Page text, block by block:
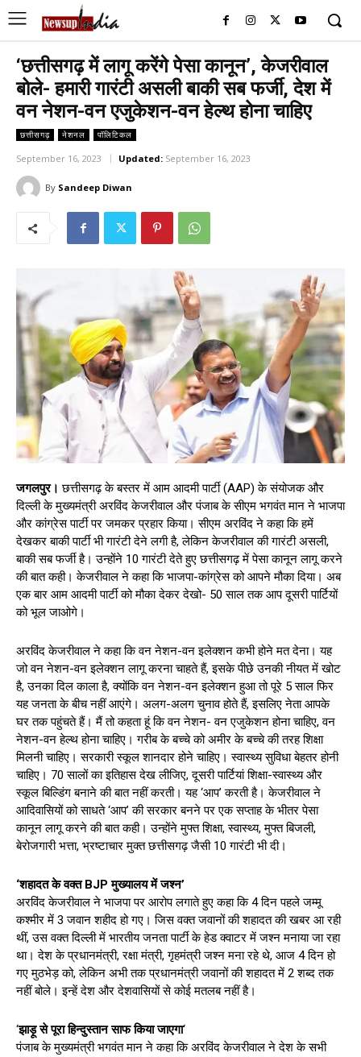
‘छत्तीसगढ़ में लागू करेंगे पेसा कानून’, केजरीवाल
बोले- हमारी गारंटी असली बाकी सब फर्जी, देश में
वन नेशन-वन एजुकेशन-वन हेल्थ होना चाहिए
छत्तीसगढ़ नेशनल पॉलिटिकल
September 16, 2023 Updated: September 16, 2023
By Sandeep Diwan
जगलपुर।छत्तीसगढ़ के बस्तर में आम आदमी पार्टी (AAP) के संयोजक और
दिल्ली के मुख्यमंत्री अरविंद केजरीवाल और पंजाब के सीएम भगवंत मान ने भाजपा
और कांग्रेस पार्टी पर जमकर प्रहार किया। सीएम अरविंद ने कहा कि हमें
देखकर बाकी पार्टी भी गारंटी देने लगी है, लेकिन केजरीवाल की गारंटी असली,
बाकी सब फर्जी है। उन्होंने 10 गारंटी देते हुए छत्तीसगढ़ में पेसा कानून लागू करने
की बात कही। केजरीवाल ने कहा कि भाजपा-कांग्रेस को आपने मौका दिया। अब
एक बार आम आदमी पार्टी को मौका देकर देखो- 50 साल तक आप दूसरी पार्टियों
को भूल जाओगे।
अरविंद केजरीवाल ने कहा कि वन नेशन-वन इलेक्शन कभी होने मत देना। यह
जो वन नेशन-वन इलेक्शन लागू करना चाहते हैं, इसके पीछे उनकी नीयत में खोट
है, उनका दिल काला है, क्योंकि वन नेशन-वन इलेक्शन हुआ तो पूरे 5 साल फिर
यह जनता के बीच नहीं आएंगे। अलग-अलग चुनाव होते हैं, इसलिए नेता आपके
घर तक पहुंचते हैं। मैं तो कहता हूं कि वन नेशन- वन एजुकेशन होना चाहिए, वन
नेशन-वन हेल्थ होना चाहिए। गरीब के बच्चे को अमीर के बच्चे की तरह शिक्षा
मिलनी चाहिए। सरकारी स्कूल शानदार होने चाहिए। स्वास्थ्य सुविधा बेहतर होनी
चाहिए। 70 सालों का इतिहास देख लीजिए, दूसरी पार्टियां शिक्षा-स्वास्थ्य और
स्कूल बिल्डिंग बनाने की बात नहीं करती। यह ‘आप’ करती है। केजरीवाल ने
आदिवासियों को साधते ‘आप’ की सरकार बनने पर एक सप्ताह के भीतर पेसा
कानून लागू करने की बात कही। उन्होंने मुफ्त शिक्षा, स्वास्थ्य, मुफ्त बिजली,
बेरोजगारी भत्ता, भ्रष्टाचार मुक्त छत्तीसगढ़ जैसी 10 गारंटी भी दी।
‘शहादत के वक्त BJP मुख्यालय में जश्न’
अरविंद केजरीवाल ने भाजपा पर आरोप लगाते हुए कहा कि 4 दिन पहले जम्मू
कश्मीर में 3 जवान शहीद हो गए। जिस वक्त जवानों की शहादत की खबर आ रही
थीं, उस वक्त दिल्ली में भारतीय जनता पार्टी के हेड क्वाटर में जश्न मनाया जा रहा
था। देश के प्रधानमंत्री, रक्षा मंत्री, गृहमंत्री जश्न मना रहे थे, आज 4 दिन हो
गए मुठभेड़ को, लेकिन अभी तक प्रधानमंत्री जवानों की शहादत में 2 शब्द तक
नहीं बोले। इन्हें देश और देशवासियों से कोई मतलब नहीं है।
‘झाड़ू से पूरा हिन्दुस्तान साफ किया जाएगा‘
पंजाब के मुख्यमंत्री भगवंत मान ने कहा कि अरविंद केजरीवाल ने देश के सभी